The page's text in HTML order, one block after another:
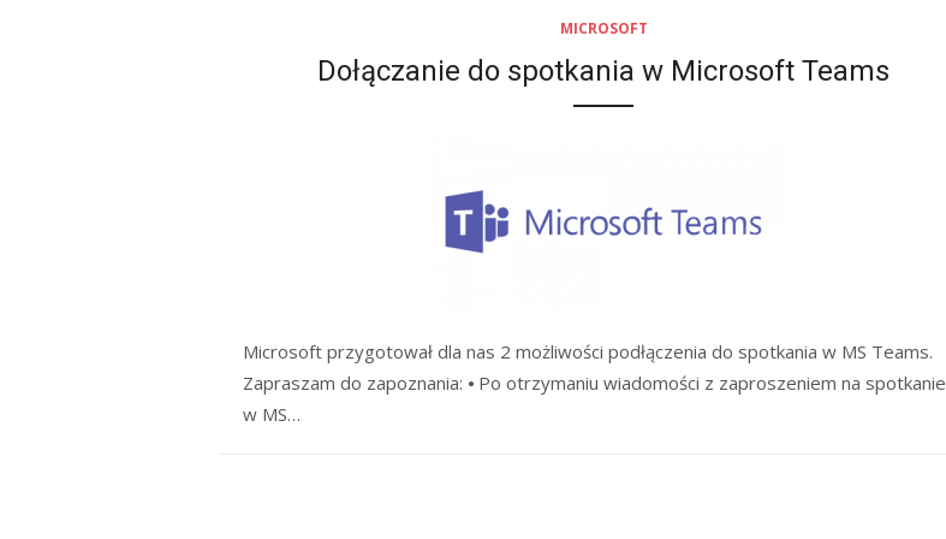
MICROSOFT
Dołączanie do spotkania w Microsoft Teams
Microsoft przygotował dla nas 2 możliwości podłączenia do spotkania w MS Teams.
Zapraszam do zapoznania: ⦁ Po otrzymaniu wiadomości z zaproszeniem na spotkanie
w MS…